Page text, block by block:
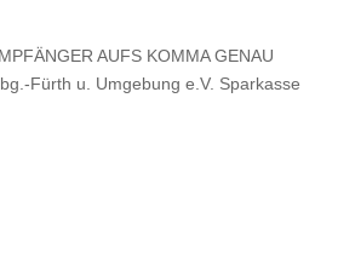
AUFS KOMMA GENAU
Fürth u. Umgebung e.V. Sparkasse